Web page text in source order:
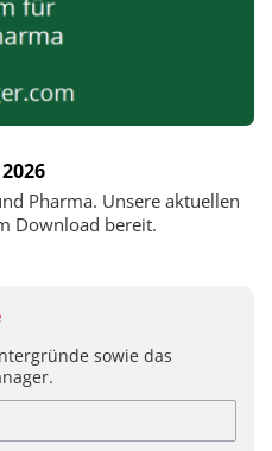
Pharma. Unsere aktuellen
Download bereit.
sowie das